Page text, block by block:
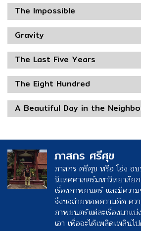
The Impossible
Gravity
The Last Five Years
The Eight Hundred
A Beautiful Day in the
ภาสกร ศรีศุข
ภาสกร ศรีศุข หรือ โอ่ง
นิเทศศาสตร์มหาวิทยาลัย
เรื่องภาพยนตร์ และมีควา
จึงขอถ่ายทอดความคิด คว
ภาพยนตร์แต่ละเรื่องมาแ
เอา เพื่อจะได้เพลิดเพลินไ